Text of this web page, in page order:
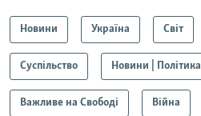
Новини Україна Світ
Суспільство Новини | Політика
Важливе на Свободі Війна